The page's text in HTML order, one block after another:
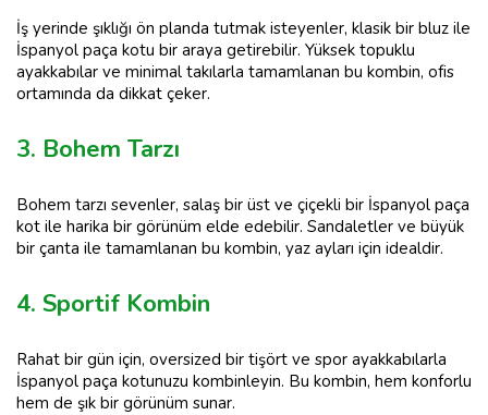
İş yerinde şıklığı ön planda tutmak isteyenler, klasik bir bluz ile
İspanyol paça kotu bir araya getirebilir. Yüksek topuklu
ayakkabılar ve minimal takılarla tamamlanan bu kombin, ofis
ortamında da dikkat çeker.
3. Bohem Tarzı
Bohem tarzı sevenler, salaş bir üst ve çiçekli bir İspanyol paça
kot ile harika bir görünüm elde edebilir. Sandaletler ve büyük
bir çanta ile tamamlanan bu kombin, yaz ayları için idealdir.
4. Sportif Kombin
Rahat bir gün için, oversized bir tişört ve spor ayakkabılarla
İspanyol paça kotunuzu kombinleyin. Bu kombin, hem konforlu
hem de şık bir görünüm sunar.